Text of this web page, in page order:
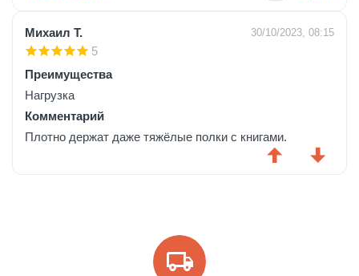
Михаил Т. 30/10/2023, 08:15
5
Преимущества
Нагрузка
Комментарий
Плотно держат даже тяжёлые полки с книгами.